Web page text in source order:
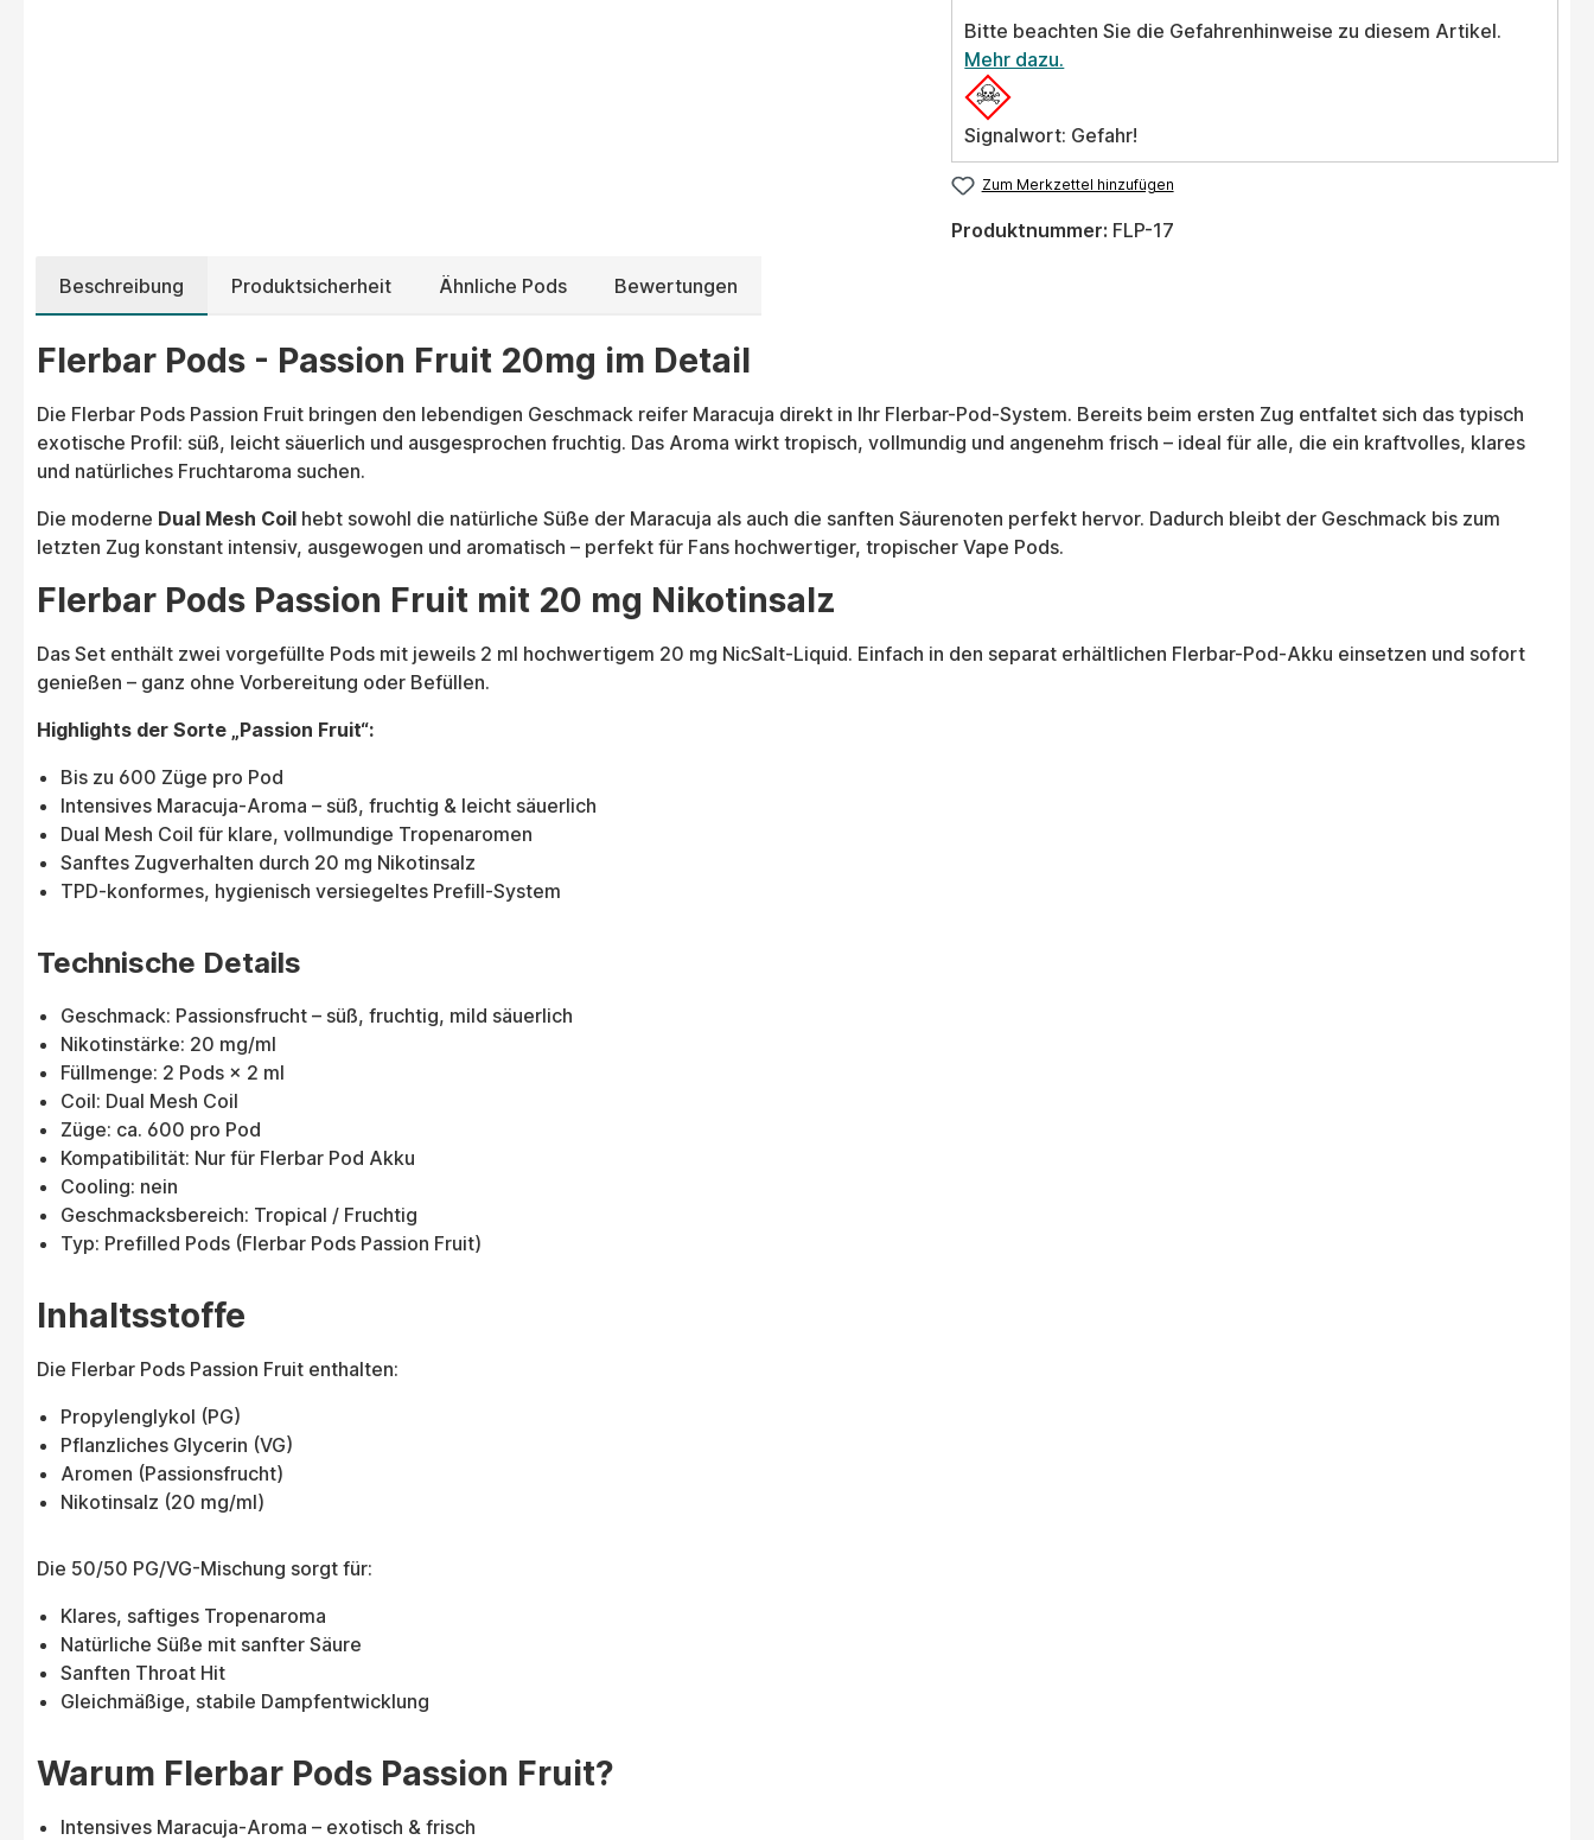
Bitte beachten Sie die Gefahrenhinweise zu diesem Artikel.
Mehr dazu.
Signalwort: Gefahr!
Zum Merkzettel hinzufügen
Produktnummer: FLP-17
Beschreibung Produktsicherheit Ähnliche Pods Bewertungen
Flerbar Pods - Passion Fruit 20mg im Detail
Die Flerbar Pods Passion Fruit bringen den lebendigen Geschmack reifer Maracuja direkt in Ihr Flerbar-Pod-System. Bereits beim ersten Zug entfaltet sich das typisch
exotische Profil: süß, leicht säuerlich und ausgesprochen fruchtig. Das Aroma wirkt tropisch, vollmundig und angenehm frisch – ideal für alle, die ein kraftvolles, klares
und natürliches Fruchtaroma suchen.
Die moderne Dual Mesh Coil hebt sowohl die natürliche Süße der Maracuja als auch die sanften Säurenoten perfekt hervor. Dadurch bleibt der Geschmack bis zum
letzten Zug konstant intensiv, ausgewogen und aromatisch – perfekt für Fans hochwertiger, tropischer Vape Pods.
Flerbar Pods Passion Fruit mit 20 mg Nikotinsalz
Das Set enthält zwei vorgefüllte Pods mit jeweils 2 ml hochwertigem 20 mg NicSalt-Liquid. Einfach in den separat erhältlichen Flerbar-Pod-Akku einsetzen und sofort
genießen – ganz ohne Vorbereitung oder Befüllen.
Highlights der Sorte „Passion Fruit“:
Bis zu 600 Züge pro Pod
Intensives Maracuja-Aroma – süß, fruchtig & leicht säuerlich
Dual Mesh Coil für klare, vollmundige Tropenaromen
Sanftes Zugverhalten durch 20 mg Nikotinsalz
TPD-konformes, hygienisch versiegeltes Prefill-System
Technische Details
Geschmack: Passionsfrucht – süß, fruchtig, mild säuerlich
Nikotinstärke: 20 mg/ml
Füllmenge: 2 Pods × 2 ml
Coil: Dual Mesh Coil
Züge: ca. 600 pro Pod
Kompatibilität: Nur für Flerbar Pod Akku
Cooling: nein
Geschmacksbereich: Tropical / Fruchtig
Typ: Prefilled Pods (Flerbar Pods Passion Fruit)
Inhaltsstoffe
Die Flerbar Pods Passion Fruit enthalten:
Propylenglykol (PG)
Pflanzliches Glycerin (VG)
Aromen (Passionsfrucht)
Nikotinsalz (20 mg/ml)
Die 50/50 PG/VG-Mischung sorgt für:
Klares, saftiges Tropenaroma
Natürliche Süße mit sanfter Säure
Sanften Throat Hit
Gleichmäßige, stabile Dampfentwicklung
Warum Flerbar Pods Passion Fruit?
Intensives Maracuja-Aroma – exotisch & frisch